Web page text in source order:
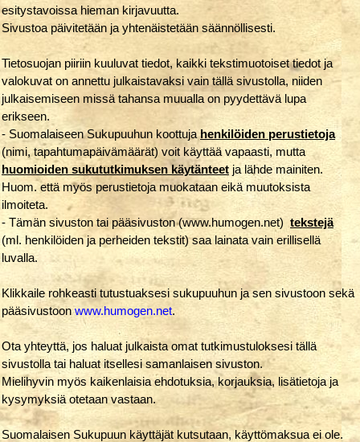
esitystavoissa hieman kirjavuutta.
Sivustoa päivitetään ja yhtenäistetään säännöllisesti.
Tietosuojan piiriin kuuluvat tiedot, kaikki tekstimuotoiset tiedot ja
valokuvat on annettu julkaistavaksi vain tällä sivustolla, niiden
julkaisemiseen missä tahansa muualla on pyydettävä lupa
erikseen.
- Suomalaiseen Sukupuuhun koottujahenkilöiden perustietoja
(nimi, tapahtumapäivämäärät) voit käyttää vapaasti, mutta
huomioiden sukututkimuksen käytänteet ja lähde mainiten.
Huom. että myös perustietoja muokataan eikä muutoksista
ilmoiteta.
- Tämän sivuston tai pääsivuston (www.humogen.net)tekstejä
(ml. henkilöiden ja perheiden tekstit) saa lainata vain erillisellä
luvalla.
Klikkaile rohkeasti tutustuaksesi sukupuuhun ja sen sivustoon sekä
pääsivustoonwww.humogen.net.
Ota yhteyttä, jos haluat julkaista omat tutkimustuloksesi tällä
sivustolla tai haluat itsellesi samanlaisen sivuston.
Mielihyvin myös kaikenlaisia ehdotuksia, korjauksia, lisätietoja ja
kysymyksiä otetaan vastaan.
Suomalaisen Sukupuun käyttäjät kutsutaan, käyttömaksua ei ole.